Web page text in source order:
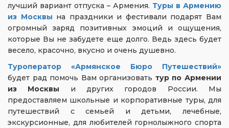
лучший вариант отпуска – Армения. Туры в Армению
из Москвы на праздники и фестивали подарят Вам
огромный заряд позитивных эмоций и ощущения,
которые Вы не забудете еще долго. Ведь здесь будет
весело, красочно, вкусно и очень душевно.
Туроператор «Армянское Бюро Путешествий»
будет рад помочь Вам организовать тур по Армении
из Москвы и других городов России. Мы
предоставляем школьные и корпоративные туры, для
путешествий с семьей и детьми, лечебные,
экскурсионные, для любителей горнолыжного спорта